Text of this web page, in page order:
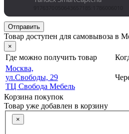
Отправить
Товар доступен для самовывоза в
×
Где можно получить товар
Москва,
ул.Свободы, 29
ТЦ Свобода Мебель
Корзина покупок
Товар уже добавлен в корзину
×